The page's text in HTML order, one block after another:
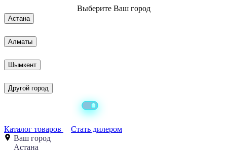
Выберите Ваш город
Астана
Алматы
Шымкент
Другой город
Каталог товаров
Стать дилером
Ваш город
Астана